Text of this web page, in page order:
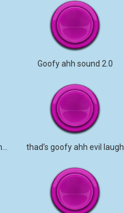
Goofy ahh sound 2.0
thad’s goofy ahh evil laugh